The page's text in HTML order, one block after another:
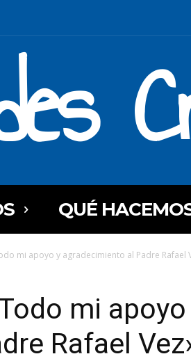
QUÉ
mi apoyo y agradecimiento al Padre Rafael
mi apoyo
Rafael